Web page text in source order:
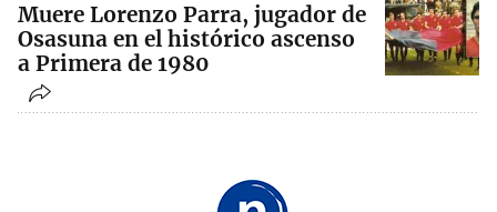
Muere Lorenzo Parra, jugador de
Osasuna en el histórico ascenso
a Primera de 1980